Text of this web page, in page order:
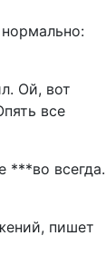
Ой, вот
все
***во всегда.
пишет